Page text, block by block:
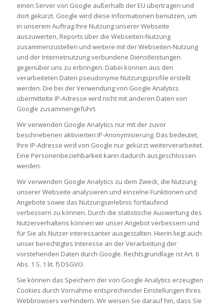
einen Server von Google außerhalb der EU übertragen und
dort gekürzt. Google wird diese Informationen benutzen, um
in unserem Auftrag Ihre Nutzung unserer Webseite
auszuwerten, Reports über die Webseiten-Nutzung
zusammenzustellen und weitere mit der Webseiten-Nutzung
und der Internetnutzung verbundene Dienstleistungen
gegenüber uns zu erbringen. Dabei können aus den
verarbeiteten Daten pseudonyme Nutzungsprofile erstellt
werden. Die bei der Verwendung von Google Analytics
übermittelte IP-Adresse wird nicht mit anderen Daten von
Google zusammengeführt.
Wir verwenden Google Analytics nur mit der zuvor
beschriebenen aktivierten IP-Anonymisierung. Das bedeutet,
Ihre IP-Adresse wird von Google nur gekürzt weiterverarbeitet.
Eine Personenbeziehbarkeit kann dadurch ausgeschlossen
werden.
Wir verwenden Google Analytics zu dem Zweck, die Nutzung
unserer Webseite analysieren und einzelne Funktionen und
Angebote sowie das Nutzungserlebnis fortlaufend
verbessern zu können. Durch die statistische Auswertung des
Nutzerverhaltens können wir unser Angebot verbessern und
für Sie als Nutzer interessanter ausgestalten. Hierin liegt auch
unser berechtigtes Interesse an der Verarbeitung der
vorstehenden Daten durch Google. Rechtsgrundlage ist Art. 6
Abs. 1 S. 1 lit. f) DSGVO.
Sie können das Speichern der von Google Analytics erzeugten
Cookies durch Vornahme entsprechender Einstellungen Ihres
Webbrowsers verhindern. Wir weisen Sie darauf hin, dass Sie